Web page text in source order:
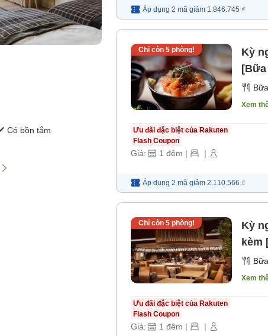
Có bồn tắm
Áp dụng 2 mã giảm 1.846.745 ₫
Chỉ còn 5phòng!
Kỳ
Xem
Ưu đãi đặc biệt của Rakuten
Flash Coupon
Giá: 1 đêm | |
Áp dụng 2 mã giảm 2.110.566 ₫
Chỉ còn 5phòng!
Kỳ
kèm
Xem
Ưu đãi đặc biệt của Rakuten
Flash Coupon
Giá: 1 đêm | |